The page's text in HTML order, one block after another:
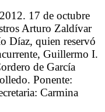
17 de octubre
Arturo Zaldívar
Díaz, quien reservó
Guillermo I.
de García
Ponente:
Carmina